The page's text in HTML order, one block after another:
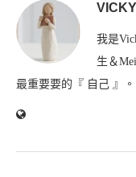
我是
生＆
最重要要的『 自己 』。